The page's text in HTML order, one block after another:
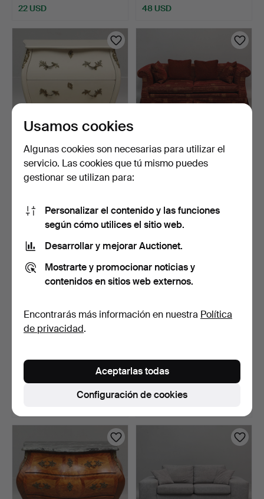
22 USD 48 USD
CÓMODA, estilo rococó,
Rydén Möbler, Nybro…
2 días
22 USD
SOFÁ, modelo Chesterfield,
Inglaterra, sig…
211 USD
bronceado y cristal, segun…
2 días
respaldo de list…
Estimación
Usamos cookies
Algunas cookies son necesarias para utilizar el
servicio. Las cookies que tú mismo puedes
gestionar se utilizan para:
Personalizar el contenido y las funciones
según cómo utilices el sitio web.
Desarrollar y mejorar Auctionet.
Mostrarte y promocionar noticias y
contenidos en sitios web externos.
Encontrarás más información en nuestra Política
de privacidad.
Configuración de cookies
Aceptarlas todas